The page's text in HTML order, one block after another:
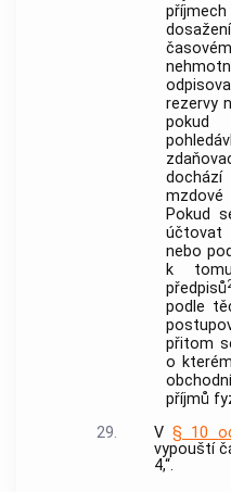
rezervy
pokud
mzdové
Pokud
účtovat
nebo
k
předpisů
podle
přitom
o
příjmů
29.
V § 10
vypouští
4,“.